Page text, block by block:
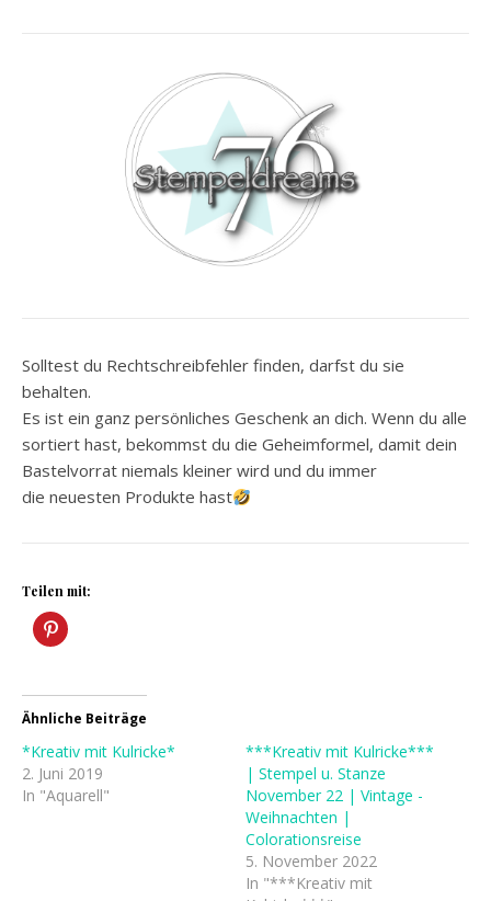
Solltest du Rechtschreibfehler finden, darfst du sie
behalten.
Es ist ein ganz persönliches Geschenk an dich. Wenn du alle
sortiert hast, bekommst du die Geheimformel, damit dein
Bastelvorrat niemals kleiner wird und du immer
die neuesten Produkte hast
Teilen mit:
Ähnliche Beiträge
*Kreativ mit Kulricke*
2. Juni 2019
In "Aquarell"
***Kreativ mit Kulricke***
| Stempel u. Stanze
November 22 | Vintage -
Weihnachten |
Colorationsreise
5. November 2022
In "***Kreativ mit